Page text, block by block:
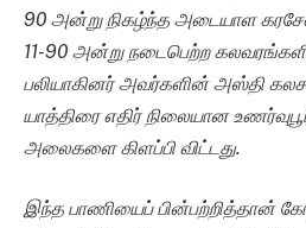
90 அன்று நிகழ்ந்த அடையாள
11-90 அன்று நடைபெற்ற
பலியாகினர் அவர்களின் அஸ்தி
யாத்திரை எதிர் நிலையான
அலைகளை கிளப்பி விட்டது.
இந்த பாணியைப் பின்பற்றித்தான்